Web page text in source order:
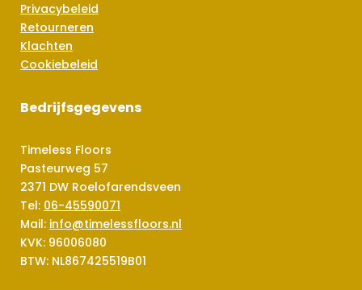
Privacybeleid
Retourneren
Klachten
Cookiebeleid
Bedrijfsgegevens
Timeless Floors
Pasteurweg 57
2371 DW Roelofarendsveen
Tel: 06-45590071
Mail: info@timelessfloors.nl
KVK: 96006080
BTW: NL867425519B01